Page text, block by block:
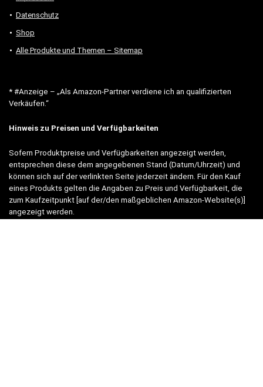
Datenschutz
Shop
Alle Produkte und Themen – Sitemap
* #Anzeige – „Als Amazon-Partner verdiene ich an qualifizierten
Verkäufen.“
Hinweis zu Preisen und Verfügbarkeiten
Sofern Produktpreise und Verfügbarkeiten angezeigt werden,
entsprechen diese dem angegebenen Stand (Datum/Uhrzeit) und
können sich auf der verlinkten Seite jederzeit ändern. Für den Kauf
eines Produkts gelten die Angaben zu Preis und Verfügbarkeit, die
zum Kaufzeitpunkt [auf der/den maßgeblichen Amazon-Website(s)]
angezeigt werden.